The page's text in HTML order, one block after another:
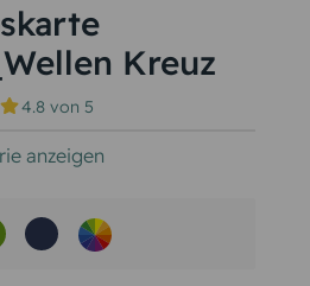
Kreuz
4.8von 5
anzeigen